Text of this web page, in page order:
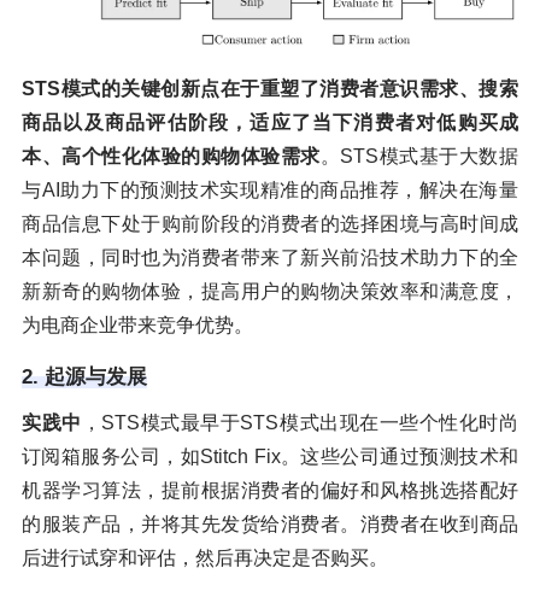
STS模式的关键创新点在于重塑了消费者意识需求、搜索
商品以及商品评估阶段，适应了当下消费者对低购买成
本、高个性化体验的购物体验需求。STS模式基于大数据
与AI助力下的预测技术实现精准的商品推荐，解决在海量
商品信息下处于购前阶段的消费者的选择困境与高时间成
本问题，同时也为消费者带来了新兴前沿技术助力下的全
新新奇的购物体验，提高用户的购物决策效率和满意度，
为电商企业带来竞争优势。
2. 起源与发展
实践中 ，STS模式最早于STS模式出现在一些个性化时尚
订阅箱服务公司，如Stitch Fix。这些公司通过预测技术和
机器学习算法，提前根据消费者的偏好和风格挑选搭配好
的服装产品，并将其先发货给消费者。消费者在收到商品
后进行试穿和评估，然后再决定是否购买。